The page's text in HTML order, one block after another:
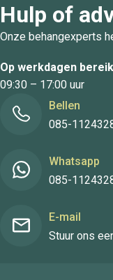
Hulp of
Onze behangexperts
Op werkdagen
09:30 – 17:00 uur
Bellen
085-
Whatsapp
085-
E-mail
Stuur ons